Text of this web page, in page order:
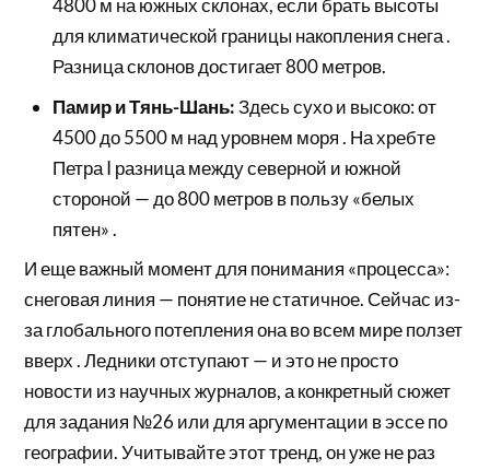
4800 м на южных склонах, если брать высоты
для климатической границы накопления снега .
Разница склонов достигает 800 метров.
Памир и Тянь-Шань:Здесь сухо и высоко: от
4500 до 5500 м над уровнем моря . На хребте
Петра I разница между северной и южной
стороной — до 800 метров в пользу «белых
пятен» .
И еще важный момент для понимания «процесса»:
снеговая линия — понятие не статичное. Сейчас из-
за глобального потепления она во всем мире ползет
вверх . Ледники отступают — и это не просто
новости из научных журналов, а конкретный сюжет
для задания №26 или для аргументации в эссе по
географии. Учитывайте этот тренд, он уже не раз